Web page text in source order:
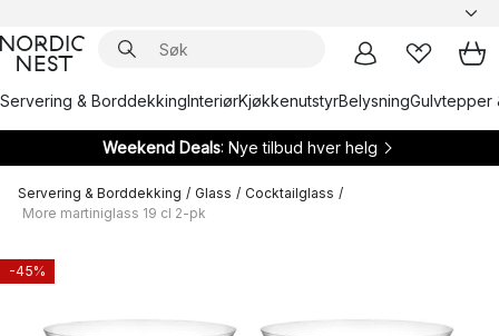
Servering & BorddekkingInteriørKjøkkenutstyrBelysningGulvtepper
Weekend Deals: Nye tilbud hver helg
Servering & Borddekking / Glass / Cocktailglass /
More martiniglass 19 cl 2-pk
-45%